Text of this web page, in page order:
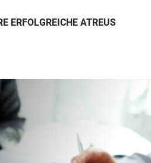
ERFOLGREICHE ATREUS